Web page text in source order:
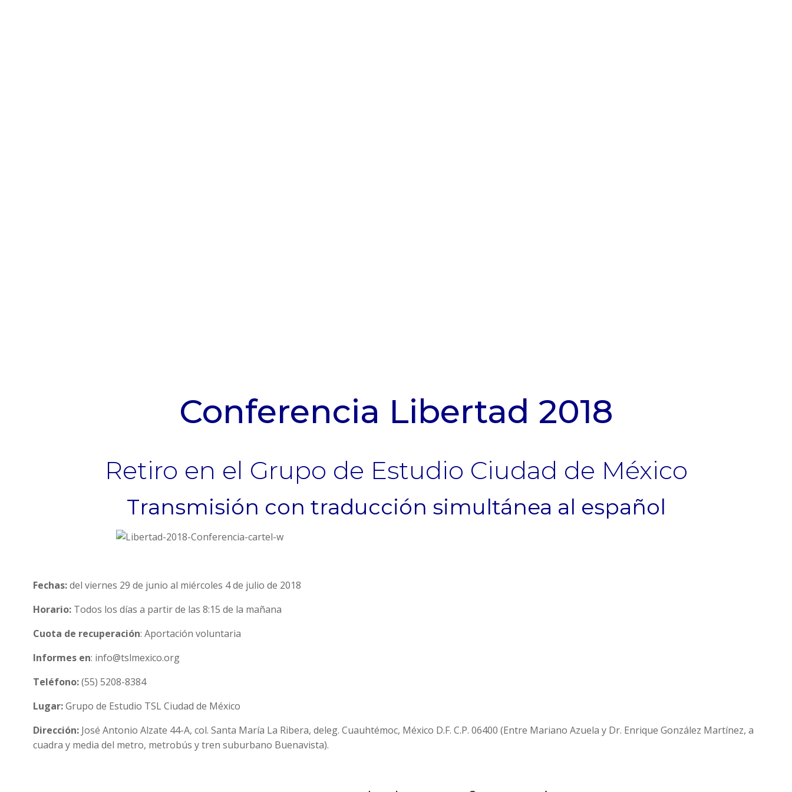
Conferencia Libertad 2018
Retiro en el Grupo de Estudio Ciudad de México
Transmisión con traducción simultánea al español
Fechas:del viernes 29 de junio al miércoles 4 de julio de 2018
Horario: Todos los días a partir de las 8:15 de la mañana
Cuota de recuperación: Aportación voluntaria
Informes en: info@tslmexico.org
Teléfono:(55) 5208-8384
Lugar:Grupo de Estudio TSL Ciudad de México
Dirección: José Antonio Alzate 44-A, col. Santa María La Ribera, deleg. Cuauhtémoc, México D.F. C.P. 06400 (Entre Mariano Azuela y Dr. Enrique González Martínez, a
cuadra y media del metro, metrobús y tren suburbano Buenavista).